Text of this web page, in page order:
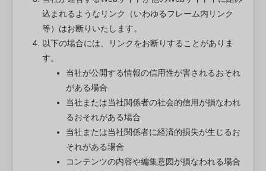
込まれるようなリンク（いわゆるフレーム内リンク
等）はお断りいたします。
以下の場合には、リンクをお断りすることがありま
す。
当社が公開する情報の信用性が害されるおそれ
がある場合
当社または当社関係者の社会的信用が損なわれ
るおそれがある場合
当社または当社関係者に経済的損失が生じるお
それがある場合
コンテンツの内容や編集意図が損なわれる場合